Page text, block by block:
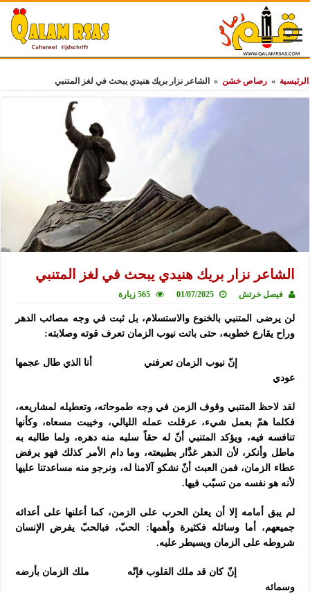
الرئيسية » رصاص خشن » الشاعر نزار بريك هنيدي يبحث في لغز المتنبي
الشاعر نزار بريك هنيدي يبحث في لغز المتنبي
فيصل خرتش 01/07/2025 565 زيارة
لن يرضى المتنبي بالخنوع والاستسلام، بل ثبت في وجه مصائب الدهر
وراح يقارع خطوبه، حتى باتت نيوب الزمان تعرف قوته وصلابته:
إنّ نيوب الزمان تعرفني أنا الذي طال عجمها
عودي
لقد لاحظ المتنبي وقوف الزمن في وجه طموحاته، وتعطيله لمشاريعه،
فكلما همّ بعمل شيء، عرقلت عمله الليالي، وخيبت مسعاه، وكأنها
تنافسه فيه، ويؤكد المتنبي أنّ له حقاً سلبه منه دهره، ولما طالبه به
ماطل وأنكر، لأن الدهر غدَّار بطبيعته، وما دام الأمر كذلك فهو يرفض
عطاء الزمان، فمن العبث أنّ نشكو آلامنا له، ونرجو منه مساعدتنا عليها
لأنه هو نفسه من تسبّب فيها.
لم يبق أمامه إلا أن يعلن الحرب على الزمن، كما أعلنها على أعدائه
جميعهم، أما وسائله فكثيرة وأهمها: الحبّ، فبالحبّ يفرض الإنسان
شروطه على الزمان ويسيطر عليه.
إنّ كان قد ملك القلوب فإنّه ملك الزمان بأرضه
وسمائه